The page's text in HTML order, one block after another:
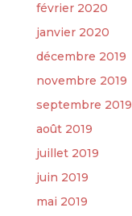
février 2020
janvier 2020
décembre 2019
novembre 2019
septembre 2019
août 2019
juillet 2019
juin 2019
mai 2019